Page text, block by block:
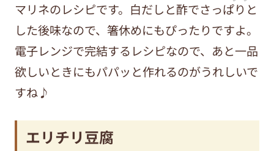
マリネのレシピです。白だしと酢でさっぱりと
した後味なので、箸休めにもぴったりですよ。
電子レンジで完結するレシピなので、あと一品
欲しいときにもパパッと作れるのがうれしいで
すね♪
エリチリ豆腐